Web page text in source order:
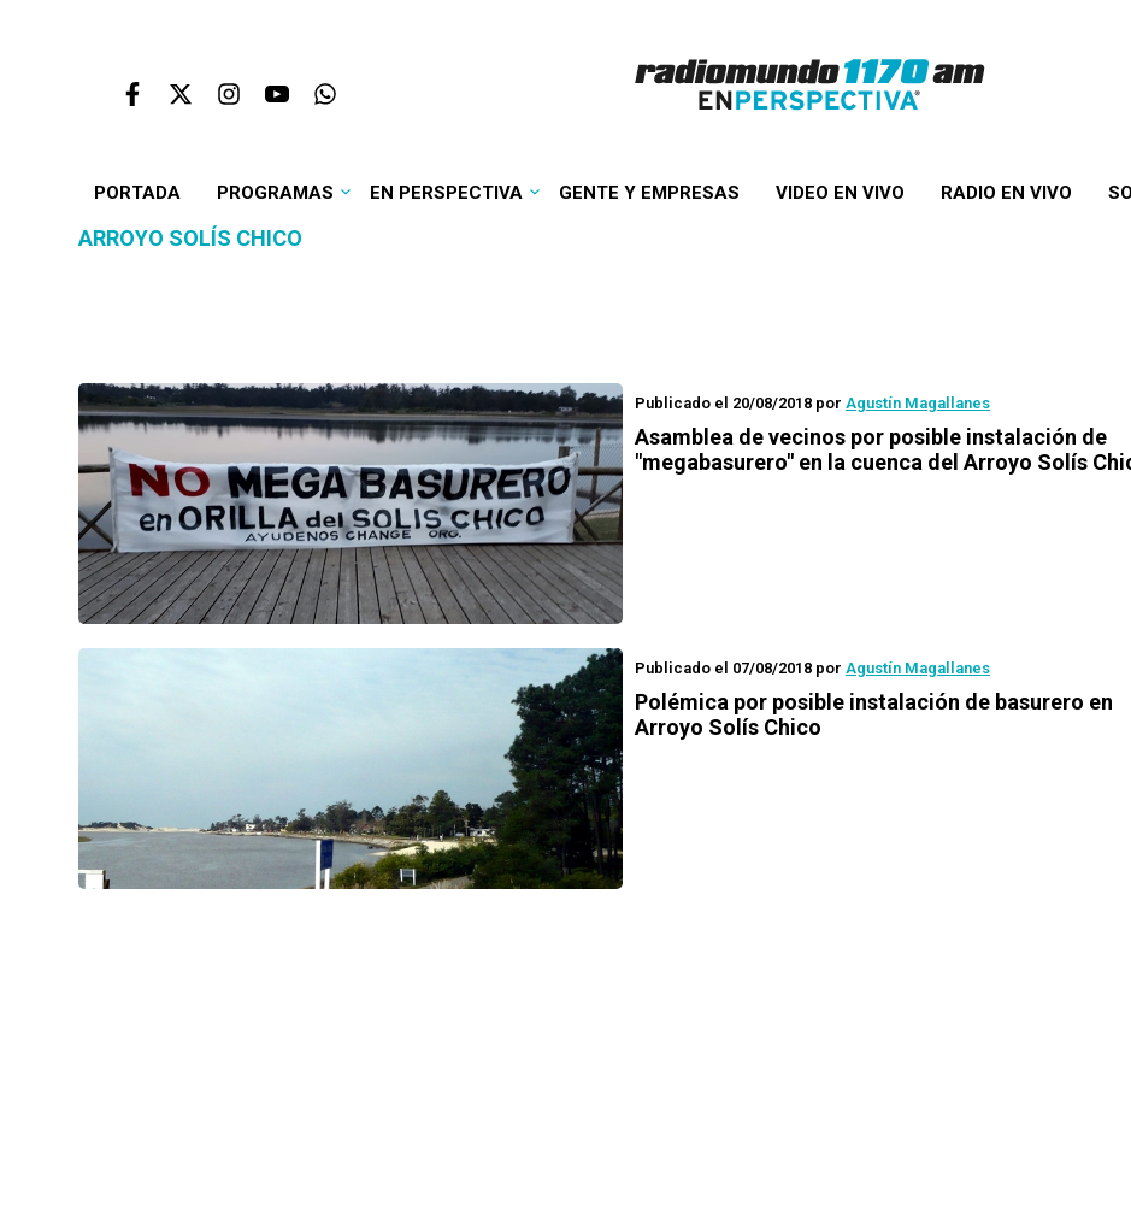
PORTADA PROGRAMAS EN PERSPECTIVA GENTE Y EMPRESAS VIDEO EN VIVO RADIO EN VIVO
ARROYO SOLÍS CHICO
Publicado el 20/08/2018 por Agustín Magallanes
Asamblea de vecinos por posible instalación de
"megabasurero" en la cuenca del Arroyo Solís
Publicado el 07/08/2018 por Agustín Magallanes
Polémica por posible instalación de basurero en
Arroyo Solís Chico